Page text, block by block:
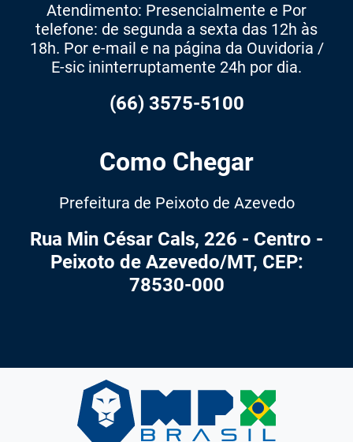
Atendimento: Presencialmente e Por
telefone: de segunda a sexta das 12h às
18h. Por e-mail e na página da Ouvidoria /
E-sic ininterruptamente 24h por dia.
(66) 3575-5100
Como Chegar
Prefeitura de Peixoto de Azevedo
Rua Min César Cals, 226 - Centro -
Peixoto de Azevedo/MT, CEP:
78530-000